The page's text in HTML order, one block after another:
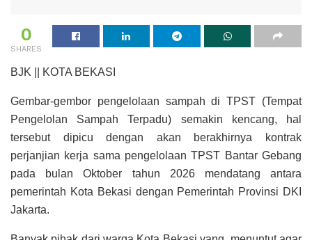
0
SHARES
BJK || KOTA BEKASI
Gembar-gembor pengelolaan sampah di TPST (Tempat
Pengelolan Sampah Terpadu) semakin kencang, hal
tersebut dipicu dengan akan berakhirnya kontrak
perjanjian kerja sama pengelolaan TPST Bantar Gebang
pada bulan Oktober tahun 2026 mendatang antara
pemerintah Kota Bekasi dengan Pemerintah Provinsi DKI
Jakarta.